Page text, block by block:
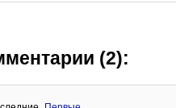
(2):